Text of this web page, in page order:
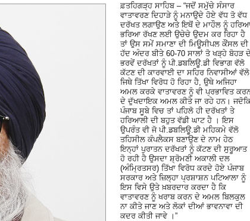
ਫ਼ਤਹਿਗੜ੍ਹ ਸਾਹਿਬ – “ਜਦੋਂ ਸਮੁੱਚੇ ਸੰਸਾਰ
ਵਾਤਾਵਰਣ ਦਿਹਾੜੇ ਨੂੰ ਮਨਾਉਦੇ ਹੋਏ ਵੱਧ ਤੋ ਵੱਧ
ਦਰੱਖਤ ਲਗਾਉਣ ਅਤੇ ਇਥੋਂ ਦੇ ਮਾਹੌਲ ਨੂੰ
ਭਰਿਆ ਰੱਖਣ ਲਈ ਉਚੇਚੇ ਉਦਮ ਕਰ ਰਿਹਾ ਹੈ
ਤਾਂ ਉਸ ਸਮੇਂ ਸਮਾਣਾ ਦੀ ਮਿਊਸੀਪਲ ਕੌਂਸਲ ਦੀ
ਹੱਦ ਅੰਦਰ ਬੀਤੇ 60-70 ਸਾਲਾਂ ਤੋ ਖੜ੍ਹੇ ਬੋਹੜ
ਭਰਵੇਂ ਦਰੱਖਤਾਂ ਨੂੰ ਪੀ.ਡਬਲਿਊ.ਡੀ ਵਿਭਾਗ ਵੱਲੋ
ਕੱਟਣ ਦੀ ਕਾਰਵਾਈ ਦਾ ਸਹਿਰ ਨਿਵਾਸੀਆਂ ਵੱਲੋ
ਜਿਥੇ ਤਿੱਖਾ ਵਿਰੋਧ ਹੋ ਰਿਹਾ ਹੈ, ਉਥੇ ਅਜਿਹਾ
ਅਮਲ ਕਰਕੇ ਵਾਤਾਵਰਣ ਨੂੰ ਵੀ ਪ੍ਰਭਾਵਿਤ
ਦੇ ਦੁੱਖਦਾਇਕ ਅਮਲ ਕੀਤੇ ਜਾ ਰਹੇ ਹਨ।
ਪੰਜਾਬ ਸੂਬੇ ਵਿਚ ਤਾਂ ਪਹਿਲੋ ਹੀ ਦਰੱਖਤਾਂ ਤੇ
ਹਰਿਆਲੀ ਦੀ ਬਹੁਤ ਵੱਡੀ ਘਾਟ ਹੈ । ਇਸ
ਉਪਰੰਤ ਵੀ ਜੋ ਪੀ.ਡਬਲਿਊ.ਡੀ ਮਹਿਕਮੇ ਵੱਲੋ
ਤਹਿਸੀਲ ਕੰਪਲੈਕਸ ਬਣਾਉਣ ਦੇ ਨਾਮ ਹੇਠ
ਇਨ੍ਹਾਂ ਪੁਰਾਤਨ ਦਰੱਖਤਾਂ ਨੂੰ ਕੱਟਣ ਦੀ ਸੁਰੂਆਤ
ਹੋ ਰਹੀ ਹੈ ਉਸਦਾ ਸ਼੍ਰੋਮਣੀ ਅਕਾਲੀ ਦਲ
(ਅੰਮ੍ਰਿਤਸਰ) ਤਿੱਖਾ ਵਿਰੋਧ ਕਰਦੇ ਹੋਏ ਪੰਜਾਬ
ਸਰਕਾਰ ਅਤੇ ਜ਼ਿਲ੍ਹਾ ਪ੍ਰਸ਼ਾਸ਼ਨ ਪਟਿਆਲਾ ਨੂੰ
ਇਸ ਵਿਸੇ ਉਤੇ ਖ਼ਬਰਦਾਰ ਕਰਦਾ ਹੈ ਕਿ
ਵਾਤਾਵਰਣ ਨੂੰ ਖਰਾਬ ਕਰਨ ਦੇ ਅਮਲ ਬਿਲਕੁਲ
ਨਾ ਕੀਤੇ ਜਾਣ ਅਤੇ ਲੋਕਾਂ ਦੀਆਂ ਭਾਵਨਾਵਾ ਦੀ
ਕਦਰ ਕੀਤੀ ਜਾਵੇ ।”